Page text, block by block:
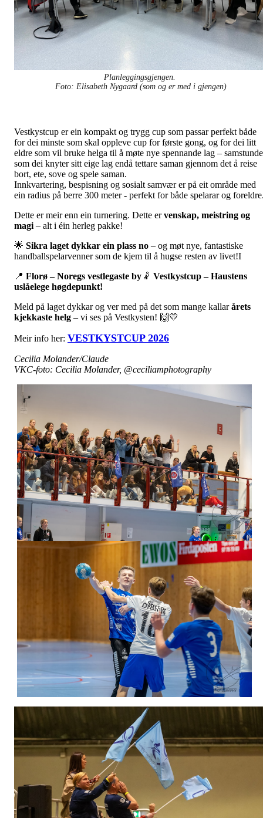
Planleggingsgjengen.
Foto: Elisabeth Nygaard (som og er med i gjengen)
Vestkystcup er ein kompakt og trygg cup som passar perfekt både
for dei minste som skal oppleve cup for første gong, og for dei litt
eldre som vil bruke helga til å møte nye spennande lag –
som dei knyter sitt eige lag endå tettare saman gjennom det å reise
bort, ete, sove og spele saman.
Innkvartering, bespisning og sosialt samvær er på eit område med
ein radius på berre 300 meter - perfekt for både spelarar og
Dette er meir enn ein turnering. Dette ervenskap, meistring og
magi – alt i éin herleg pakke!
🌟 Sikra laget dykkar ein plass no – og møt nye, fantastiske
handballspelarvenner som de kjem til å hugse resten av livet!I
📍 Florø – Noregs vestlegaste by 🤾 Vestkystcup – Haustens
uslåelege høgdepunkt!
Meld på laget dykkar og ver med på det som mange kallarårets
kjekkaste helg – vi ses på Vestkysten! 🙌💛
Meir info her: VESTKYSTCUP 2026
Cecilia Molander/Claude
VKC-foto: Cecilia Molander, @ceciliamphotography